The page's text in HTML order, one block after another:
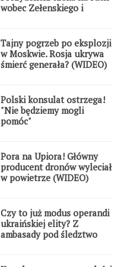
wobec Zełenskiego i
Tajny pogrzeb po eksplozji
w Moskwie. Rosja ukrywa
śmierć generała? (WIDEO)
Polski konsulat ostrzega!
"Nie będziemy mogli
pomóc"
Pora na Upiora! Główny
producent dronów wyleciał
w powietrze (WIDEO)
Czy to już modus operandi
ukraińskiej elity? Z
ambasady pod śledztwo